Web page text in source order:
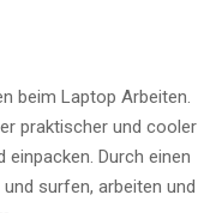
beim Laptop Arbeiten.
praktischer und cooler
Durch einen
surfen, arbeiten und